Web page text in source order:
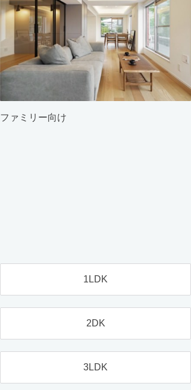
ファミリー向け
1LDK
2DK
3LDK